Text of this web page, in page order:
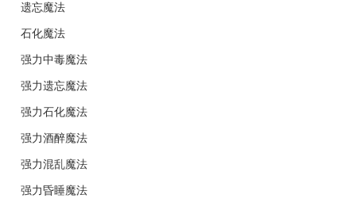
遗忘魔法
石化魔法
强力中毒魔法
强力遗忘魔法
强力石化魔法
强力酒醉魔法
强力混乱魔法
强力昏睡魔法